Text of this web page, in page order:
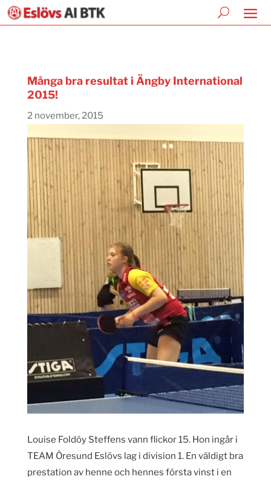
Många bra resultat i Ängby International
2015!
2 november, 2015
Louise Foldöy Steffens vann flickor 15. Hon ingår i
TEAM Öresund Eslövs lag i division 1. En väldigt bra
prestation av henne och hennes första vinst i en